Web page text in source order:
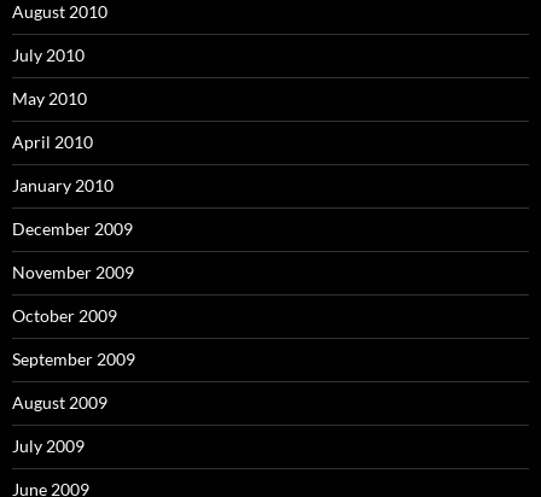
August 2010
July 2010
May 2010
April 2010
January 2010
December 2009
November 2009
October 2009
September 2009
August 2009
July 2009
June 2009